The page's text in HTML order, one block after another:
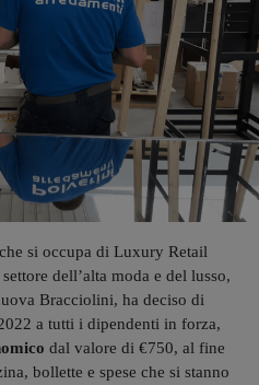
si occupa di Luxury Retail
dell’alta moda e del lusso,
Bracciolini, ha deciso di
a tutti i dipendenti in forza,
dal valore di €750, al fine
bollette e spese che si stanno